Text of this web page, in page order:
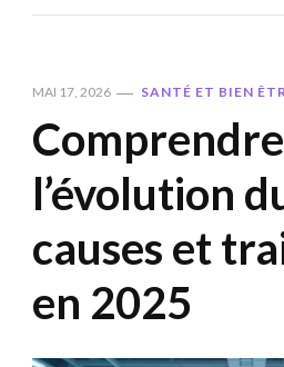
MAI 17, 2026 SANTÉ ET BIEN
Comprendre
l’évolution
causes et
en 2025